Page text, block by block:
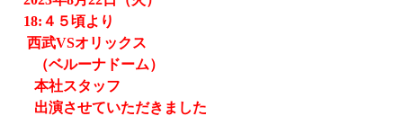
18:４５頃より
西武VSオリックス
（ベルーナドーム）
本社スタッフ
出演させていただきました